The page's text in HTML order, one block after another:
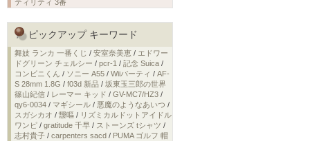
ティリティ 3番
ピックアップ キーワード
舞妓 ランカ 一番くじ / 安室奈美恵 / エドワー
ドグリーン チェルシー / pcr-1 / 記念 Suica /
コンビニくん / ソニー A55 / Wiiパーティ / AF-
S 28mm 1.8G / f03d 新品 / 坂東玉三郎の世界
篠山紀信 / レーマー キッド / GV-MC7/HZ3 /
qy6-0034 / マギシール / 悪魔のようなあいつ /
スガシカオ / 靉嘔 / リズミカルドットアイドル
ワンピ / gratitude 千早 / ストーンズ tシャツ /
志村貴子 / carpenters sacd / PUMA ゴルフ 帽